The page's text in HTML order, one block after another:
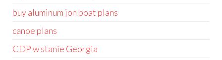
buy aluminum jon boat plans
canoe plans
CDP w stanie Georgia